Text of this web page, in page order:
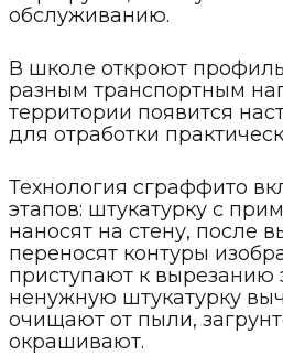
обслуживанию.
В школе откроют
разным транспортным
территории появится
для отработки
Технология сграффито
этапов: штукатурку с
наносят на стену, после
переносят контуры
приступают к вырезанию
ненужную штукатурку
очищают от пыли,
окрашивают.